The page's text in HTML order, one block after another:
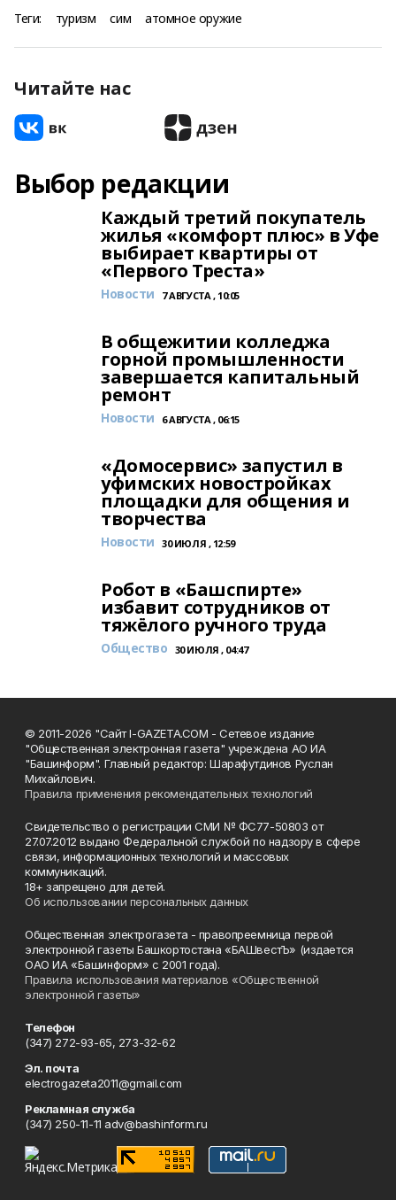
Теги: туризм сим атомное оружие
Читайте нас
Выбор редакции
Каждый третий покупатель
жилья «комфорт плюс» в Уфе
выбирает квартиры от
«Первого Треста»
Новости 7 АВГУСТА , 10:05
В общежитии колледжа
горной промышленности
завершается капитальный
ремонт
Новости 6 АВГУСТА , 06:15
«Домосервис» запустил в
уфимских новостройках
площадки для общения и
творчества
Новости 30 ИЮЛЯ , 12:59
Робот в «Башспирте»
избавит сотрудников от
тяжёлого ручного труда
Общество 30 ИЮЛЯ , 04:47
© 2011-2026 "Сайт I-GAZETA.COM - Сетевое издание
"Общественная электронная газета" учреждена АО ИА
"Башинформ". Главный редактор: Шарафутдинов Руслан
Михайлович.
Правила применения рекомендательных технологий
Свидетельство о регистрации СМИ № ФС77-50803 от
27.07.2012 выдано Федеральной службой по надзору в сфере
связи, информационных технологий и массовых
коммуникаций.
18+ запрещено для детей.
Об использовании персональных данных
Общественная электрогазета - правопреемница первой
электронной газеты Башкортостана «БАШвестЪ» (издается
ОАО ИА «Башинформ» с 2001 года).
Правила использования материалов «Общественной
электронной газеты»
Телефон
(347) 272-93-65, 273-32-62
Эл. почта
electrogazeta2011@gmail.com
Рекламная служба
(347) 250-11-11 adv@bashinform.ru